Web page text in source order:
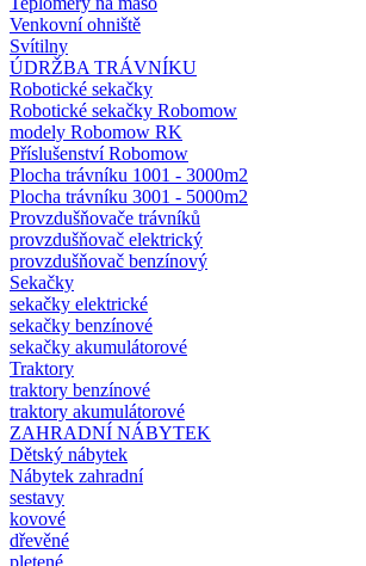
Venkovní ohniště
Svítilny
ÚDRŽBA TRÁVNÍKU
Robotické sekačky
Robotické sekačky Robomow
modely Robomow RK
Příslušenství Robomow
Plocha trávníku 1001 - 3000m2
Plocha trávníku 3001 - 5000m2
Provzdušňovače trávníků
provzdušňovač elektrický
provzdušňovač benzínový
Sekačky
sekačky elektrické
sekačky benzínové
sekačky akumulátorové
Traktory
traktory benzínové
traktory akumulátorové
ZAHRADNÍ NÁBYTEK
Dětský nábytek
Nábytek zahradní
sestavy
kovové
dřevěné